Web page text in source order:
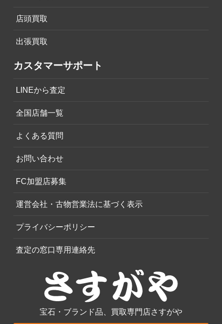
店頭買取
出張買取
カスタマーサポート
LINEから査定
全国店舗一覧
よくある質問
お問い合わせ
FC加盟店募集
運営会社・古物営業法に基づく表示
プライバシーポリシー
査定の窓口専用連絡先
宝石・ブランド品、買取専門店さすがや